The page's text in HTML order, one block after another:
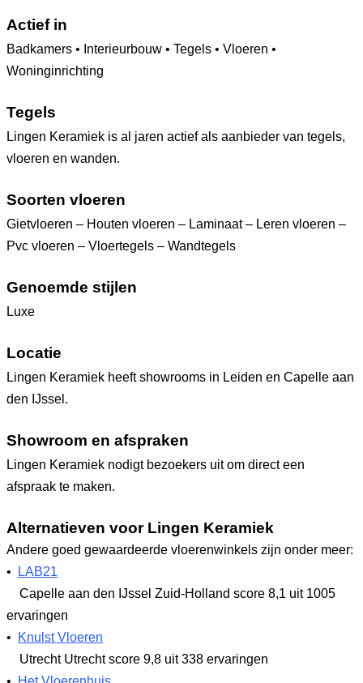
Actief in
Badkamers • Interieurbouw • Tegels • Vloeren •
Woninginrichting
Tegels
Lingen Keramiek is al jaren actief als aanbieder van tegels,
vloeren en wanden.
Soorten vloeren
Gietvloeren – Houten vloeren – Laminaat – Leren vloeren –
Pvc vloeren – Vloertegels – Wandtegels
Genoemde stijlen
Luxe
Locatie
Lingen Keramiek heeft showrooms in Leiden en Capelle aan
den IJssel.
Showroom en afspraken
Lingen Keramiek nodigt bezoekers uit om direct een
afspraak te maken.
Alternatieven voor Lingen Keramiek
Andere goed gewaardeerde vloerenwinkels zijn onder meer:
•
LAB21
Capelle aan den IJssel Zuid-Holland score 8,1 uit 1005
ervaringen
•
Knulst Vloeren
Utrecht Utrechtscore 9,8 uit 338 ervaringen